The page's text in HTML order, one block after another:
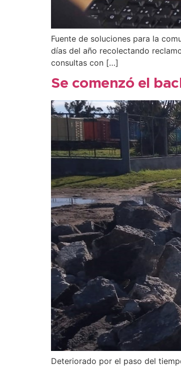
Fuente de soluciones para la
días del año recolectando
consultas con […]
Se comenzó el
Deteriorado por el paso del